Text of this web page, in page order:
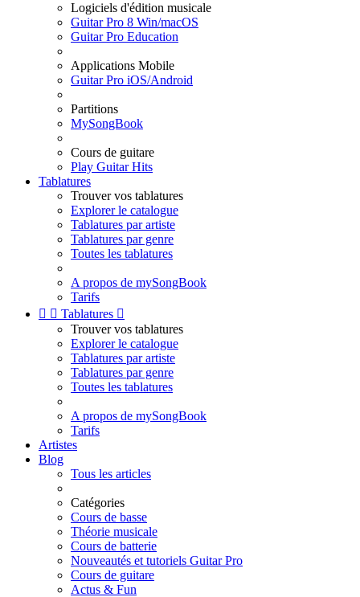
Logiciels d'édition musicale
Guitar Pro 8 Win/macOS
Guitar Pro Education
Applications Mobile
Guitar Pro iOS/Android
Partitions
MySongBook
Cours de guitare
Play Guitar Hits
Tablatures
Trouver vos tablatures
Explorer le catalogue
Tablatures par artiste
Tablatures par genre
Toutes les tablatures
A propos de mySongBook
Tarifs
  Tablatures 
Trouver vos tablatures
Explorer le catalogue
Tablatures par artiste
Tablatures par genre
Toutes les tablatures
A propos de mySongBook
Tarifs
Artistes
Blog
Tous les articles
Catégories
Cours de basse
Théorie musicale
Cours de batterie
Nouveautés et tutoriels Guitar Pro
Cours de guitare
Actus & Fun